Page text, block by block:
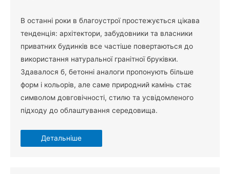
В останні роки в благоустрої простежується цікава
тенденція: архітектори, забудовники та власники
приватних будинків все частіше повертаються до
використання натуральної гранітної бруківки.
Здавалося б, бетонні аналоги пропонують більше
форм і кольорів, але саме природний камінь стає
символом довговічності, стилю та усвідомленого
підходу до облаштування середовища.
Детальніше